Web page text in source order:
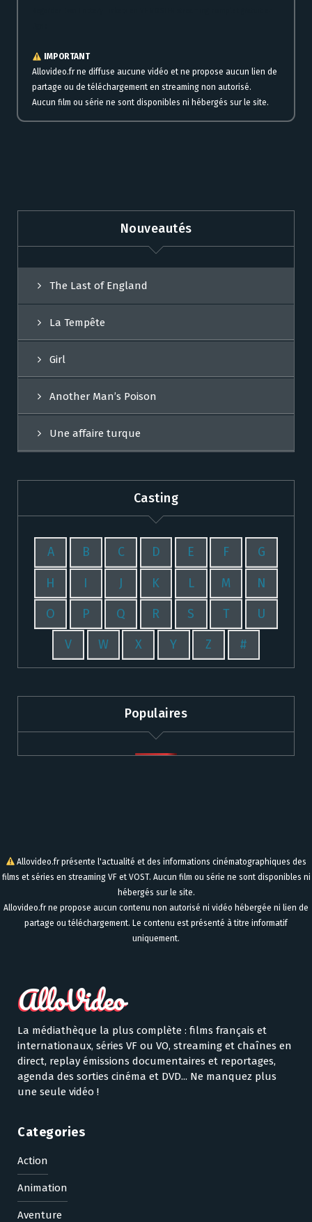
IMPORTANT
Allovideo.fr ne diffuse aucune vidéo et ne propose aucun lien de
partage ou de téléchargement en streaming non autorisé.
Aucun film ou série ne sont disponibles ni hébergés sur le site.
Nouveautés
The Last of England
La Tempête
Girl
Another Man’s Poison
Une affaire turque
Casting
A B C D E F G
H I J K L M N
O P Q R S T U
V W X Y Z #
Populaires
Allovideo.fr présente l'actualité et des informations cinématographiques des
films et séries en streaming VF et VOST. Aucun film ou série ne sont disponibles ni
hébergés sur le site.
Allovideo.fr ne propose aucun contenu non autorisé ni vidéo hébergée ni lien de
partage ou téléchargement. Le contenu est présenté à titre informatif
uniquement.
La médiathèque la plus complète : films français et
internationaux, séries VF ou VO, streaming et chaînes en
direct, replay émissions documentaires et reportages,
agenda des sorties cinéma et DVD... Ne manquez plus
une seule vidéo !
Categories
Action
Animation
Aventure